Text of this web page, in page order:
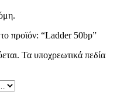
προϊόν: “Ladder 50bp”
Τα υποχρεωτικά πεδία